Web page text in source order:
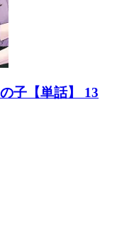
子【単話】 13